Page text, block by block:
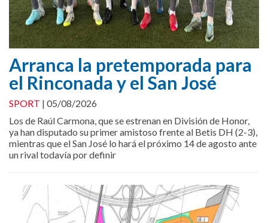
Arranca la pretemporada para
el Rinconada y el San José
SPORT | 05/08/2026
Los de Raúl Carmona, que se estrenan en División de Honor,
ya han disputado su primer amistoso frente al Betis DH (2-3),
mientras que el San José lo hará el próximo 14 de agosto ante
un rival todavía por definir